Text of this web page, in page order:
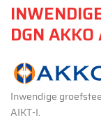
DGN
Inwendige
AIKT-I.